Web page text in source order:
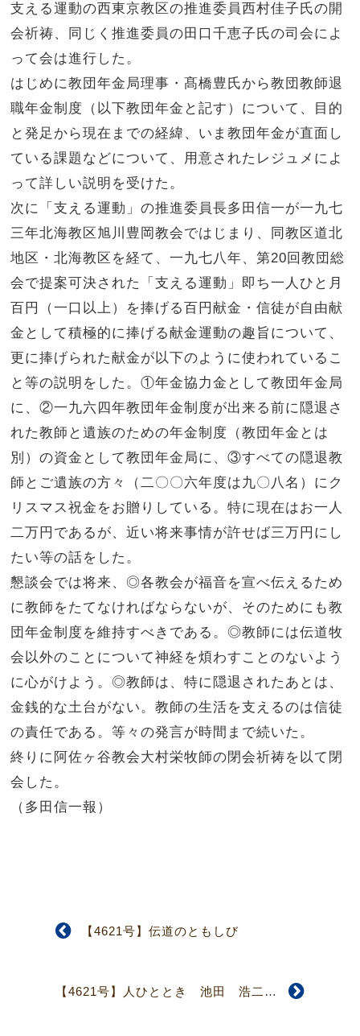
支える運動の西東京教区の推進委員西村佳子氏の開
会祈祷、同じく推進委員の田口千恵子氏の司会によ
って会は進行した。
はじめに教団年金局理事・髙橋豊氏から教団教師退
職年金制度（以下教団年金と記す）について、目的
と発足から現在までの経緯、いま教団年金が直面し
ている課題などについて、用意されたレジュメによ
って詳しい説明を受けた。
次に「支える運動」の推進委員長多田信一が一九七
三年北海教区旭川豊岡教会ではじまり、同教区道北
地区・北海教区を経て、一九七八年、第20回教団総
会で提案可決された「支える運動」即ち一人ひと月
百円（一口以上）を捧げる百円献金・信徒が自由献
金として積極的に捧げる献金運動の趣旨について、
更に捧げられた献金が以下のように使われているこ
と等の説明をした。①年金協力金として教団年金局
に、②一九六四年教団年金制度が出来る前に隠退さ
れた教師と遺族のための年金制度（教団年金とは
別）の資金として教団年金局に、③すべての隠退教
師とご遺族の方々（二〇〇六年度は九〇八名）にク
リスマス祝金をお贈りしている。特に現在はお一人
二万円であるが、近い将来事情が許せば三万円にし
たい等の話をした。
懇談会では将来、◎各教会が福音を宣べ伝えるため
に教師をたてなければならないが、そのためにも教
団年金制度を維持すべきである。◎教師には伝道牧
会以外のことについて神経を煩わすことのないよう
に心がけよう。◎教師は、特に隠退されたあとは、
金銭的な土台がない。教師の生活を支えるのは信徒
の責任である。等々の発言が時間まで続いた。
終りに阿佐ヶ谷教会大村栄牧師の閉会祈祷を以て閉
会した。
（多田信一報）
【4621号】伝道のともしび
【4621号】人ひととき 池田 浩二さん